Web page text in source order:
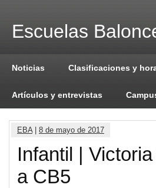
Escuelas
Noticias Clasificaciones y
Artículos y entrevistas
EBA| 8 de mayo de 2017
Infantil |
a CB5